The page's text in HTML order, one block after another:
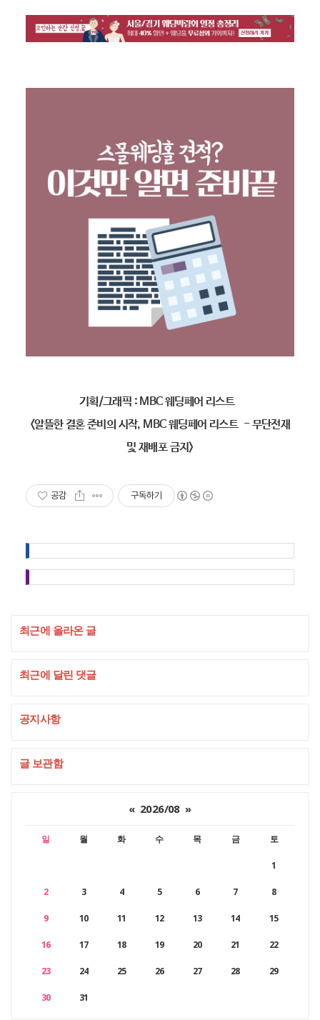
기획/그래픽 : MBC 웨딩페어 리스트
<알뜰한 결혼 준비의 시작, MBC 웨딩페어 리스트 - 무단전재
및 재배포 금지>
공감 구독하기
최근에 올라온 글
최근에 달린 댓글
공지사항
글 보관함
« 2026/08 »
일 월 화 수 목 금 토
1
2 3 4 5 6 7 8
9 10 11 12 13 14 15
16 17 18 19 20 21 22
23 24 25 26 27 28 29
30 31